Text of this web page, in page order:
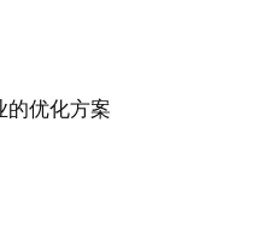
的优化方案